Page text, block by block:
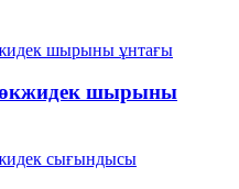
шырыны